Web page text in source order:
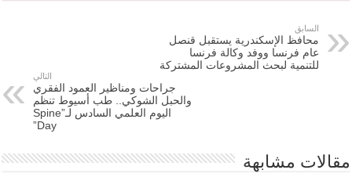
السابق
محافظ الإسكندرية يستقبل قنصل
عام فرنسا ووفد وكالة فرنسا
للتنمية لبحث المشروعات المشتركة
التالي
جراحات ومناظير العمود الفقري
والحبل الشوكي.. طب أسيوط تنظم
اليوم العلمي السادس لـ”Spine
Day”
مقالات مشابهة